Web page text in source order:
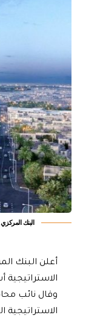
البنك
أعلن البنك
الاستراتيجية أسهمت
وقال نائب